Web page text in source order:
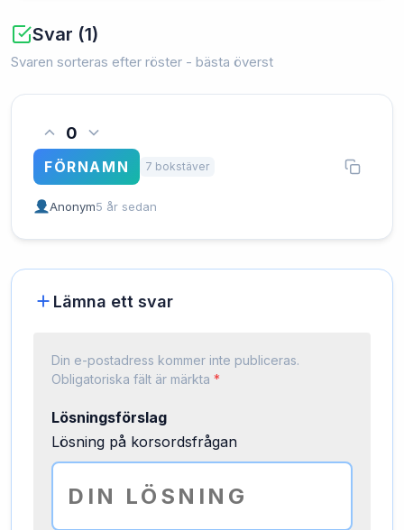
Svar (1)
Svaren sorteras efter röster - bästa överst
0
FÖRNAMN 7 bokstäver
Anonym5 år sedan
Lämna ett svar
Din e-postadress kommer inte publiceras.
Obligatoriska fält är märkta *
Lösningsförslag
Lösning på korsordsfrågan